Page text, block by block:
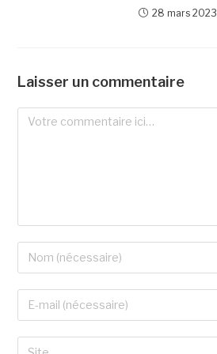
28 mars 2023
Laisser un commentaire